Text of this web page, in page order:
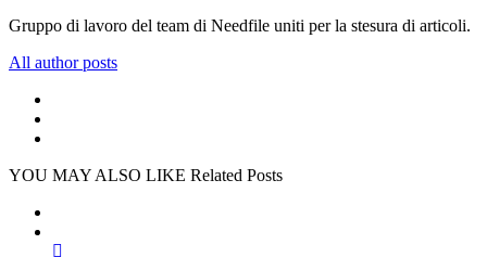
Gruppo di lavoro del team di Needfile uniti per la stesura di articoli.
All author posts
YOU MAY ALSO LIKE Related Posts